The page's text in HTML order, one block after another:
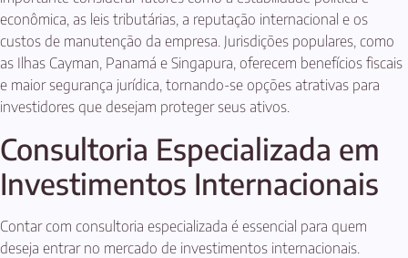
econômica, as leis tributárias, a reputação internacional e os
custos de manutenção da empresa. Jurisdições populares, como
as Ilhas Cayman, Panamá e Singapura, oferecem benefícios fiscais
e maior segurança jurídica, tornando-se opções atrativas para
investidores que desejam proteger seus ativos.
Consultoria Especializada em
Investimentos Internacionais
Contar com consultoria especializada é essencial para quem
deseja entrar no mercado de investimentos internacionais.